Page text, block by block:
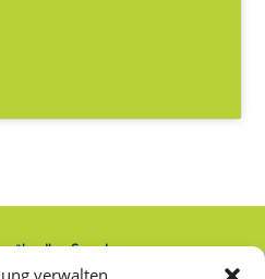
verwalten
über Ihre Spende: